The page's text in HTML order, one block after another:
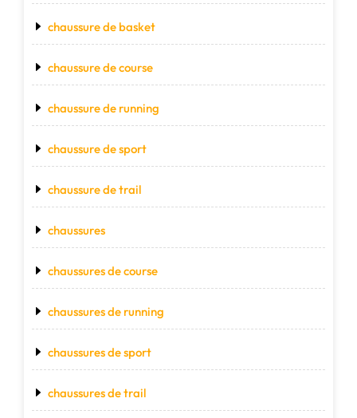
chaussure de basket
chaussure de course
chaussure de running
chaussure de sport
chaussure de trail
chaussures
chaussures de course
chaussures de running
chaussures de sport
chaussures de trail